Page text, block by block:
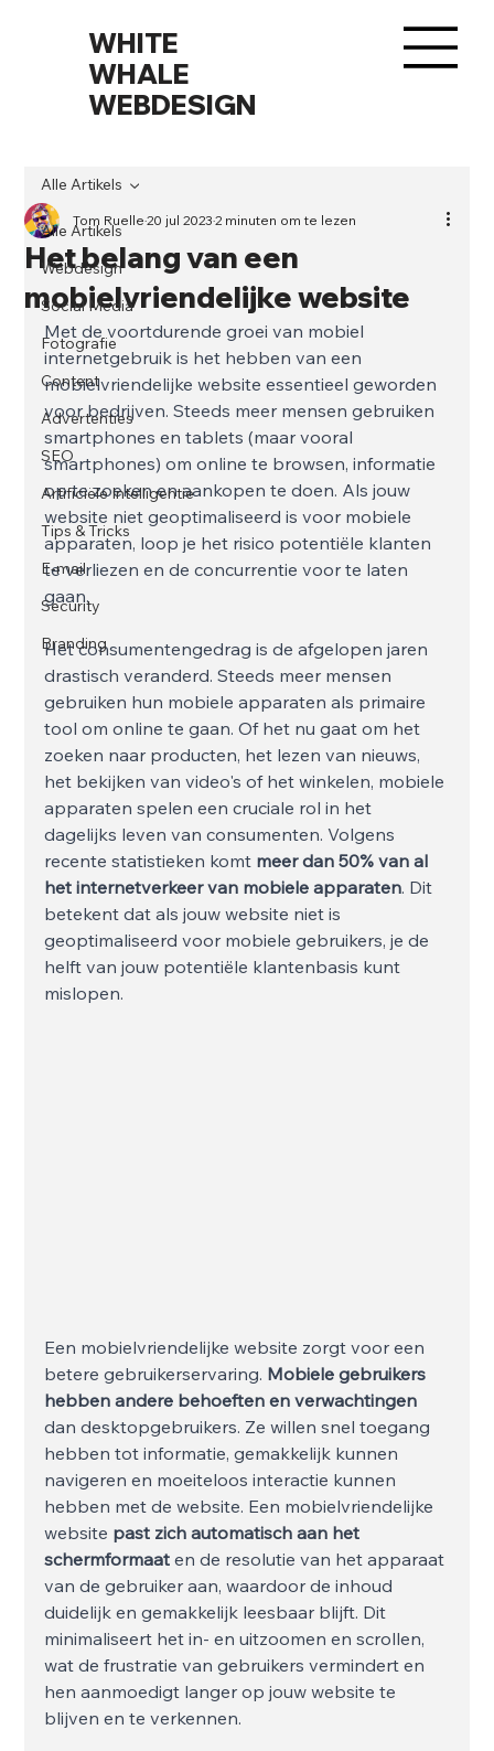
WHITE
WHALE
WEBDESIGN
Alle Artikels
Webdesign
Social Media
Fotografie
Content
Advertenties
SEO
Artificiële Intelligentie
Tips & Tricks
E-mail
Security
Branding
Alle Artikels
Het belang van een
mobielvriendelijke website
Tom Ruelle20 jul 20232 minuten om te lezen
Met de voortdurende groei van mobiel
internetgebruik is het hebben van een
mobielvriendelijke website essentieel geworden
voor bedrijven. Steeds meer mensen gebruiken
smartphones en tablets (maar vooral
smartphones) om online te browsen, informatie
op te zoeken en aankopen te doen. Als jouw
website niet geoptimaliseerd is voor mobiele
apparaten, loop je het risico potentiële klanten
te verliezen en de concurrentie voor te laten
gaan.
Het consumentengedrag is de afgelopen jaren
drastisch veranderd. Steeds meer mensen
gebruiken hun mobiele apparaten als primaire
tool om online te gaan. Of het nu gaat om het
zoeken naar producten, het lezen van nieuws,
het bekijken van video's of het winkelen, mobiele
apparaten spelen een cruciale rol in het
dagelijks leven van consumenten. Volgens
recente statistieken komt meer dan 50% van al
het internetverkeer van mobiele apparaten. Dit
betekent dat als jouw website niet is
geoptimaliseerd voor mobiele gebruikers, je de
helft van jouw potentiële klantenbasis kunt
mislopen.
Een mobielvriendelijke website zorgt voor een
betere gebruikerservaring. Mobiele gebruikers
hebben andere behoeften en verwachtingen
dan desktopgebruikers. Ze willen snel toegang
hebben tot informatie, gemakkelijk kunnen
navigeren en moeiteloos interactie kunnen
hebben met de website. Een mobielvriendelijke
website past zich automatisch aan het
schermformaat en de resolutie van het apparaat
van de gebruiker aan, waardoor de inhoud
duidelijk en gemakkelijk leesbaar blijft. Dit
minimaliseert het in- en uitzoomen en scrollen,
wat de frustratie van gebruikers vermindert en
hen aanmoedigt langer op jouw website te
blijven en te verkennen.